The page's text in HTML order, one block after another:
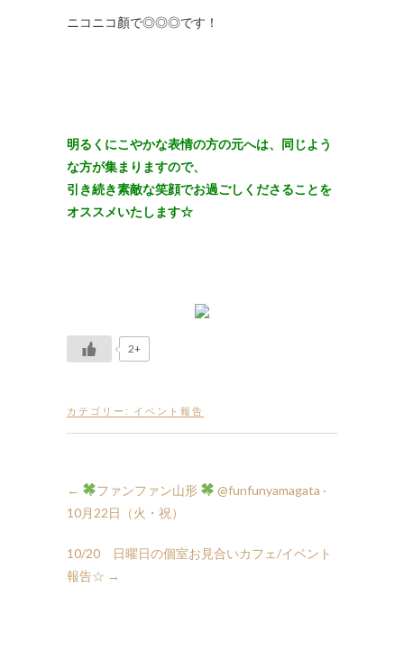
ニコニコ顏で◎◎◎です！
明るくにこやかな表情の方の元へは、同じよう
な方が集まりますので、
引き続き素敵な笑顔でお過ごしくださることを
オススメいたします☆
2+
カテゴリー: イベント報告
← ファンファン山形
10月22日（火・祝）
10/20 日曜日の個室お見合いカフェ/イベント
報告☆ →